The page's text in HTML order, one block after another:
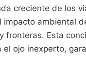
creciente de los
impacto ambiental
fronteras. Esta
ojo inexperto,